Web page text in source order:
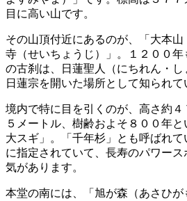
目に高い山です。
その山頂付近にあるのが、「大本
寺（せいちょうじ）」。１２００年
の古刹は、日蓮聖人（にちれん・し
日蓮宗を開いた場所として知られて
境内で特に目を引くのが、高さ約４
５メートル、樹齢およそ８００年
大スギ」。「千年杉」とも呼ばれ
に指定されていて、長寿のパワース
気があります。
本堂の南には、「旭が森（あさひが